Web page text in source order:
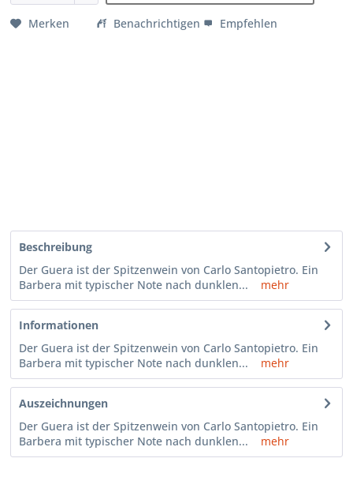
Merken Benachrichtigen Empfehlen
Beschreibung
Der Guera ist der Spitzenwein von Carlo Santopietro. Ein
Barbera mit typischer Note nach dunklen...
mehr
Informationen
Der Guera ist der Spitzenwein von Carlo Santopietro. Ein
Barbera mit typischer Note nach dunklen...
mehr
Auszeichnungen
Der Guera ist der Spitzenwein von Carlo Santopietro. Ein
Barbera mit typischer Note nach dunklen...
mehr